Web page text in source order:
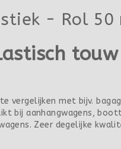
- Rol 50
vergelijken met bijv.
bij aanhangwagens,
Zeer degelijke